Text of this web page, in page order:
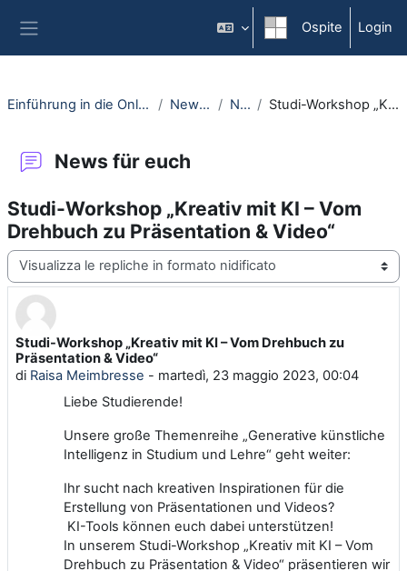
Ospite Login
Einführung in die Online-Lehre an der RUB - Moodle-Kurs für Erstsemester News and current events News für euch Studi-Workshop „Kreativ mit KI – Vom Drehbuch zu Präsentation & Video“
News für euch
Studi-Workshop „Kreativ mit KI – Vom
Drehbuch zu Präsentation & Video“
Modalità visualizzazione
Studi-Workshop „Kreativ mit KI – Vom Drehbuch zu
Präsentation & Video“
di Raisa Meimbresse - martedì, 23 maggio 2023, 00:04
Numero di risposte: 0
Liebe Studierende!
Unsere große Themenreihe „Generative künstliche
Intelligenz in Studium und Lehre“ geht weiter:
Ihr sucht nach kreativen Inspirationen für die
Erstellung von Präsentationen und Videos?
KI-Tools können euch dabei unterstützen!
In unserem Studi-Workshop „Kreativ mit KI – Vom
Drehbuch zu Präsentation & Video“ präsentieren wir